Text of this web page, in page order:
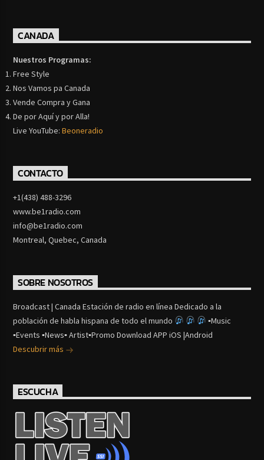
CANADA
Nuestros Programas:
Free Style
Nos Vamos pa Canada
Vende Compra y Gana
De por Aquí y por Alla!
Live YouTube:Beoneradio
CONTACTO
+1(438) 488-3296
www.be1radio.com
info@be1radio.com
Montreal, Quebec, Canada
SOBRE NOSOTROS
Broadcast | Canada Estación de radio en línea Dedicado a la
población de habla hispana de todo el mundo
▪Music
▪Events ▪News▪ Artist▪Promo Download APP iOS |Android
Descubrir más
ESCUCHA